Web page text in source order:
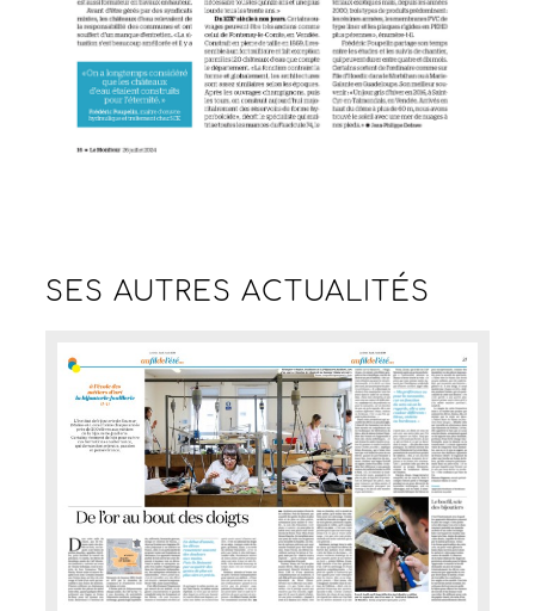
SES AUTRESACTUALITÉS